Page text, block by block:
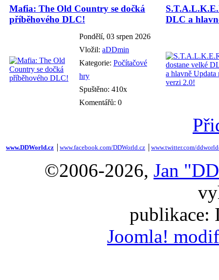
Mafia: The Old Country se dočká
příběhového DLC!
Pondělí, 03 srpen 2026
Vložil: aDDmin
Kategorie: Počítačové
hry
Spuštěno: 410x
Komentářů: 0
DLC a
www.DDWorld.cz www.facebook.com/DDWorld.cz www.twitter.com/
©2006-2026, Jan
publikace:
Joomla!